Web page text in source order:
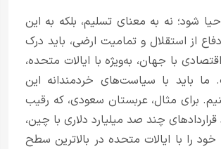
شود؛ نه به معنای تسلیم، بلکه به این
از استقلال و تمامیت ارضی، باید درک
با جهان، به‌ویژه با ایالات متحده،
باید با سیاست‌های خردمندانه این
برای مثال، عربستان سعودی، که رقیب
چند صد میلیارد دلاری با چین،
را با ایالات متحده در بالاترین سطح